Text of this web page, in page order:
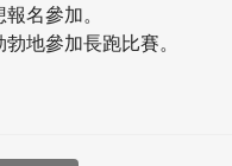
名參加。
地參加長跑比賽。